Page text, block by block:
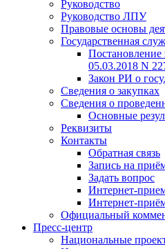
Руководство
Руководство ЛПУ
Правовые основы
Государственная
Постановление
05.03.2018 N
Закон РИ о
Сведения о закупках
Сведения о
Основные
Реквизиты
Контакты
Обратная связь
Запись на
Задать вопрос
Интернет-
Интернет-
Официальный
Пресс-центр
Национальные